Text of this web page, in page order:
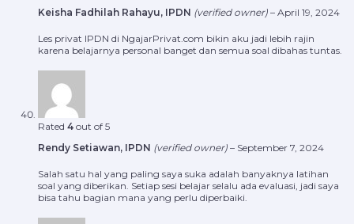
Keisha Fadhilah Rahayu, IPDN (verified owner) – April 19, 2024
Les privat IPDN di NgajarPrivat.com bikin aku jadi lebih rajin
karena belajarnya personal banget dan semua soal dibahas tuntas.
Rated 4 out of 5
Rendy Setiawan, IPDN (verified owner) – September 7, 2024
Salah satu hal yang paling saya suka adalah banyaknya latihan
soal yang diberikan. Setiap sesi belajar selalu ada evaluasi, jadi saya
bisa tahu bagian mana yang perlu diperbaiki.